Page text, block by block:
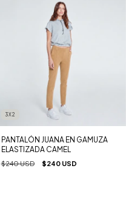
3X2
PANTALÓN JUANA EN GAMUZA
ELASTIZADA CAMEL
$240 USD $240 USD